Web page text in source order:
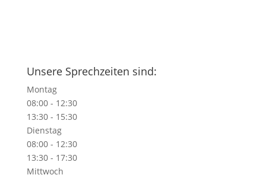
Unsere Sprechzeiten sind:
Montag
08:00 - 12:30
13:30 - 15:30
Dienstag
08:00 - 12:30
13:30 - 17:30
Mittwoch